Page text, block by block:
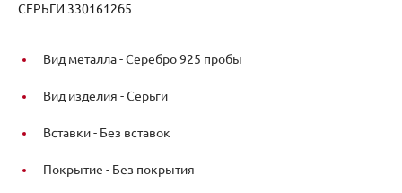
СЕРЬГИ 3301612б5
Вид металла -Серебро 925 пробы
Вид изделия -Серьги
Вставки - Без вставок
Покрытие - Без покрытия